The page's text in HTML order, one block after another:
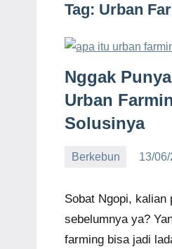
Tag: Urban
Nggak
Urban
Solusinya
Berkebun 13/
Sobat Ngopi, kalian
sebelumnya ya?
farming bisa jadi